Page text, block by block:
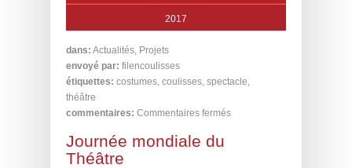
2017
dans: Actualités Projets
envoyé par: filencoulisses
étiquettes: costumes coulisses spectacle
théâtre
commentaires: Commentaires fermés
Journée mondiale du
Théâtre